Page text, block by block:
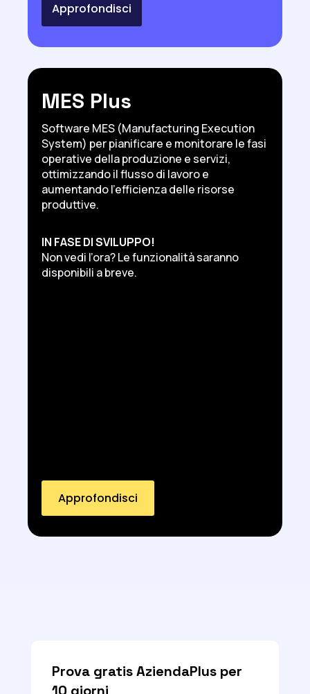
Approfondisci
MES Plus
Software MES (Manufacturing Execution
System) per pianificare e monitorare le fasi
operative della produzione e servizi,
ottimizzando il flusso di lavoro e
aumentando l’efficienza delle risorse
produttive.
IN FASE DI SVILUPPO!
Non vedi l’ora? Le funzionalità saranno
disponibili a breve.
Approfondisci
Prova gratis AziendaPlus per